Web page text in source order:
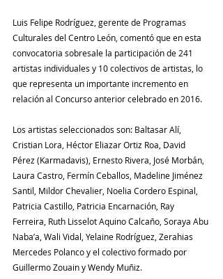
Luis Felipe Rodríguez, gerente de Programas
Culturales del Centro León, comentó que en esta
convocatoria sobresale la participación de 241
artistas individuales y 10 colectivos de artistas, lo
que representa un importante incremento en
relación al Concurso anterior celebrado en 2016.
Los artistas seleccionados son: Baltasar Alí,
Cristian Lora, Héctor Eliazar Ortiz Roa, David
Pérez (Karmadavis), Ernesto Rivera, José Morbán,
Laura Castro, Fermín Ceballos, Madeline Jiménez
Santil, Mildor Chevalier, Noelia Cordero Espinal,
Patricia Castillo, Patricia Encarnación, Ray
Ferreira, Ruth Lisselot Aquino Calcaño, Soraya Abu
Naba’a, Wali Vidal, Yelaine Rodríguez, Zerahias
Mercedes Polanco y el colectivo formado por
Guillermo Zouain y Wendy Muñiz.